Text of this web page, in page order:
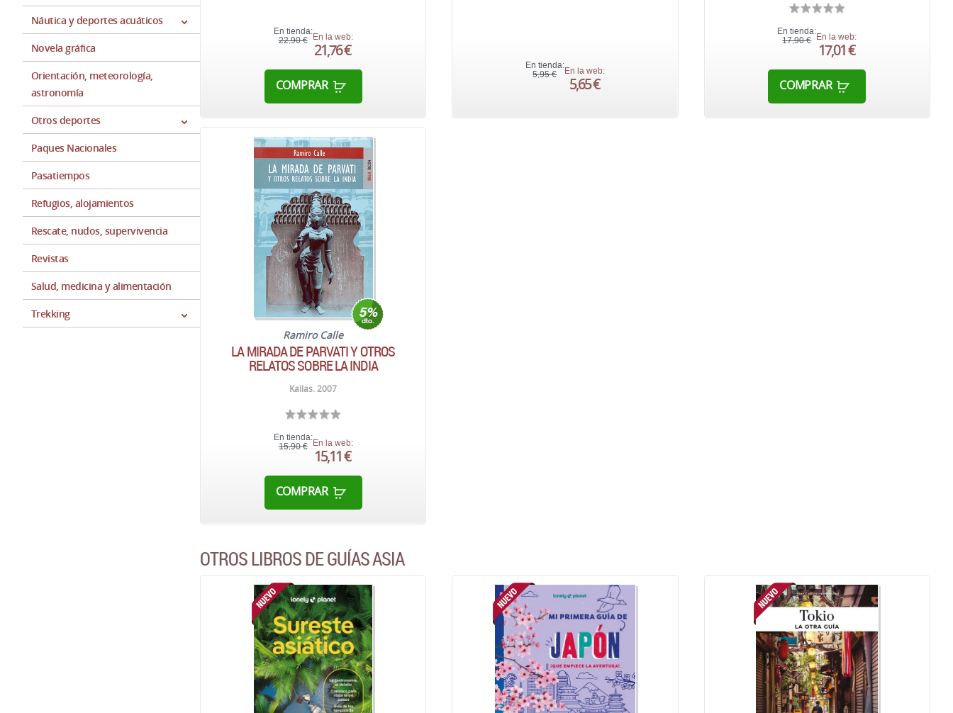
Náutica y deportes acuáticos
Novela gráfica
Orientación, meteorología,
astronomía
Otros deportes
Paques Nacionales
Pasatiempos
Refugios, alojamientos
Rescate, nudos, supervivencia
Revistas
Salud, medicina y alimentación
Trekking
En tienda:
22,90 € En la web:
21,76 €
COMPRAR
En tienda:
5,95 €
En la web:
5,65 €
En tienda:
17,90 €
En la web:
17,01 €
COMPRAR
Ramiro Calle
LA MIRADA DE PARVATI Y OTROS
RELATOS SOBRE LA INDIA
Kailas. 2007
En tienda:
15,90 € En la web:
15,11 €
COMPRAR
OTROS LIBROS DE GUÍAS ASIA